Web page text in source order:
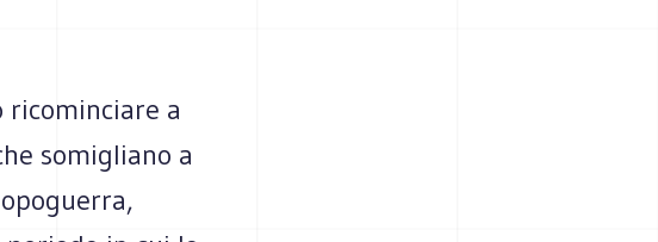
ricominciare a
somigliano a